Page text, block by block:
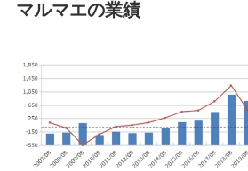
マルマエの業績